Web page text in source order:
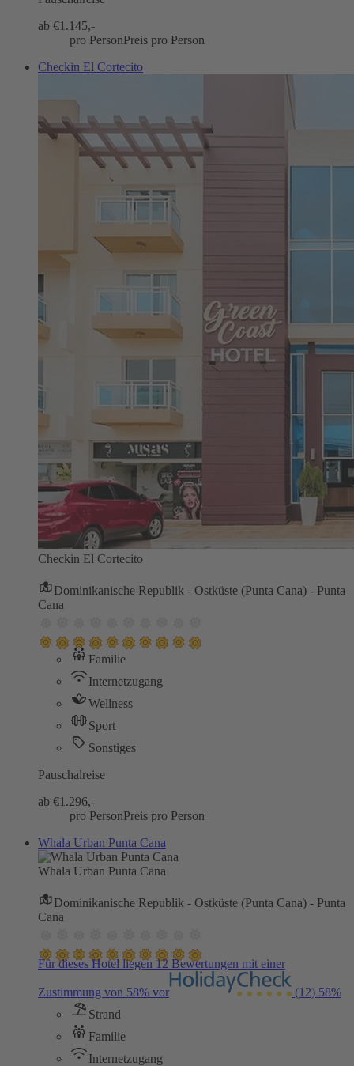
ab €1.145,-
pro PersonPreis pro Person
Checkin El Cortecito
Checkin El Cortecito
Dominikanische Republik - Ostküste (Punta Cana) - Punta
Cana
Familie
Internetzugang
Wellness
Sport
Sonstiges
Pauschalreise
ab €1.296,-
pro PersonPreis pro Person
Whala Urban Punta Cana
Whala Urban Punta Cana
Dominikanische Republik - Ostküste (Punta Cana) - Punta
Cana
Für dieses Hotel liegen 12 Bewertungen mit einer
Zustimmung von 58% vor (12) 58%
Strand
Familie
Internetzugang